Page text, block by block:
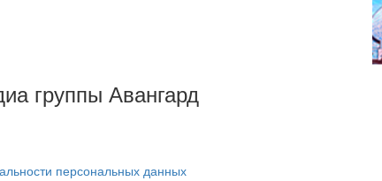
группы Авангард
персональных данных